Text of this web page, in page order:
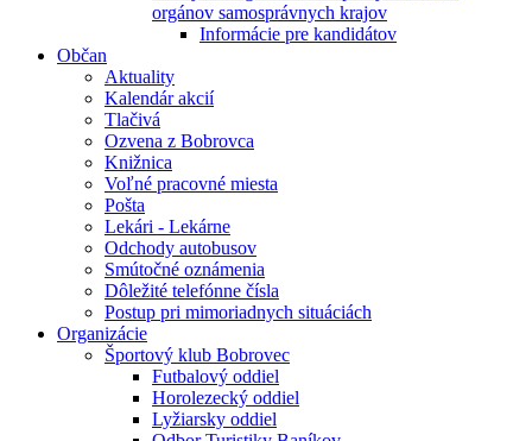
orgánov samosprávnych krajov
Informácie pre kandidátov
Občan
Aktuality
Kalendár akcií
Tlačivá
Ozvena z Bobrovca
Knižnica
Voľné pracovné miesta
Pošta
Lekári - Lekárne
Odchody autobusov
Smútočné oznámenia
Dôležité telefónne čísla
Postup pri mimoriadnych situáciách
Organizácie
Športový klub Bobrovec
Futbalový oddiel
Horolezecký oddiel
Lyžiarsky oddiel